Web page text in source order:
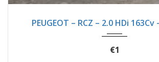
PEUGEOT – RCZ – 2.0 HDi 163Cv
€1